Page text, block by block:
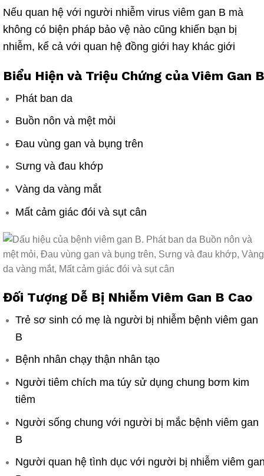
Nếu quan hệ với người nhiễm virus viêm gan B mà
không có biện pháp bảo vệ nào cũng khiến bạn bị
nhiễm, kể cả với quan hệ đồng giới hay khác giới
Biểu Hiện và Triệu Chứng củaViêm Gan B
Phát ban da
Buồn nôn và mệt mỏi
Đau vùng gan và bụng trên
Sưng và đau khớp
Vàng da vàng mắt
Mất cảm giác đói và sụt cân
Đối Tượng Dễ Bị Nhiễm Viêm Gan B Cao
Trẻ sơ sinh có mẹ là người bị nhiễm bệnh viêm gan
B
Bệnh nhân chạy thận nhân tạo
Người tiêm chích ma túy sử dụng chung bơm kim
tiêm
Người sống chung với người bị mắc bệnh viêm gan
B
Người quan hệ tình dục với người bị nhiễm viêm